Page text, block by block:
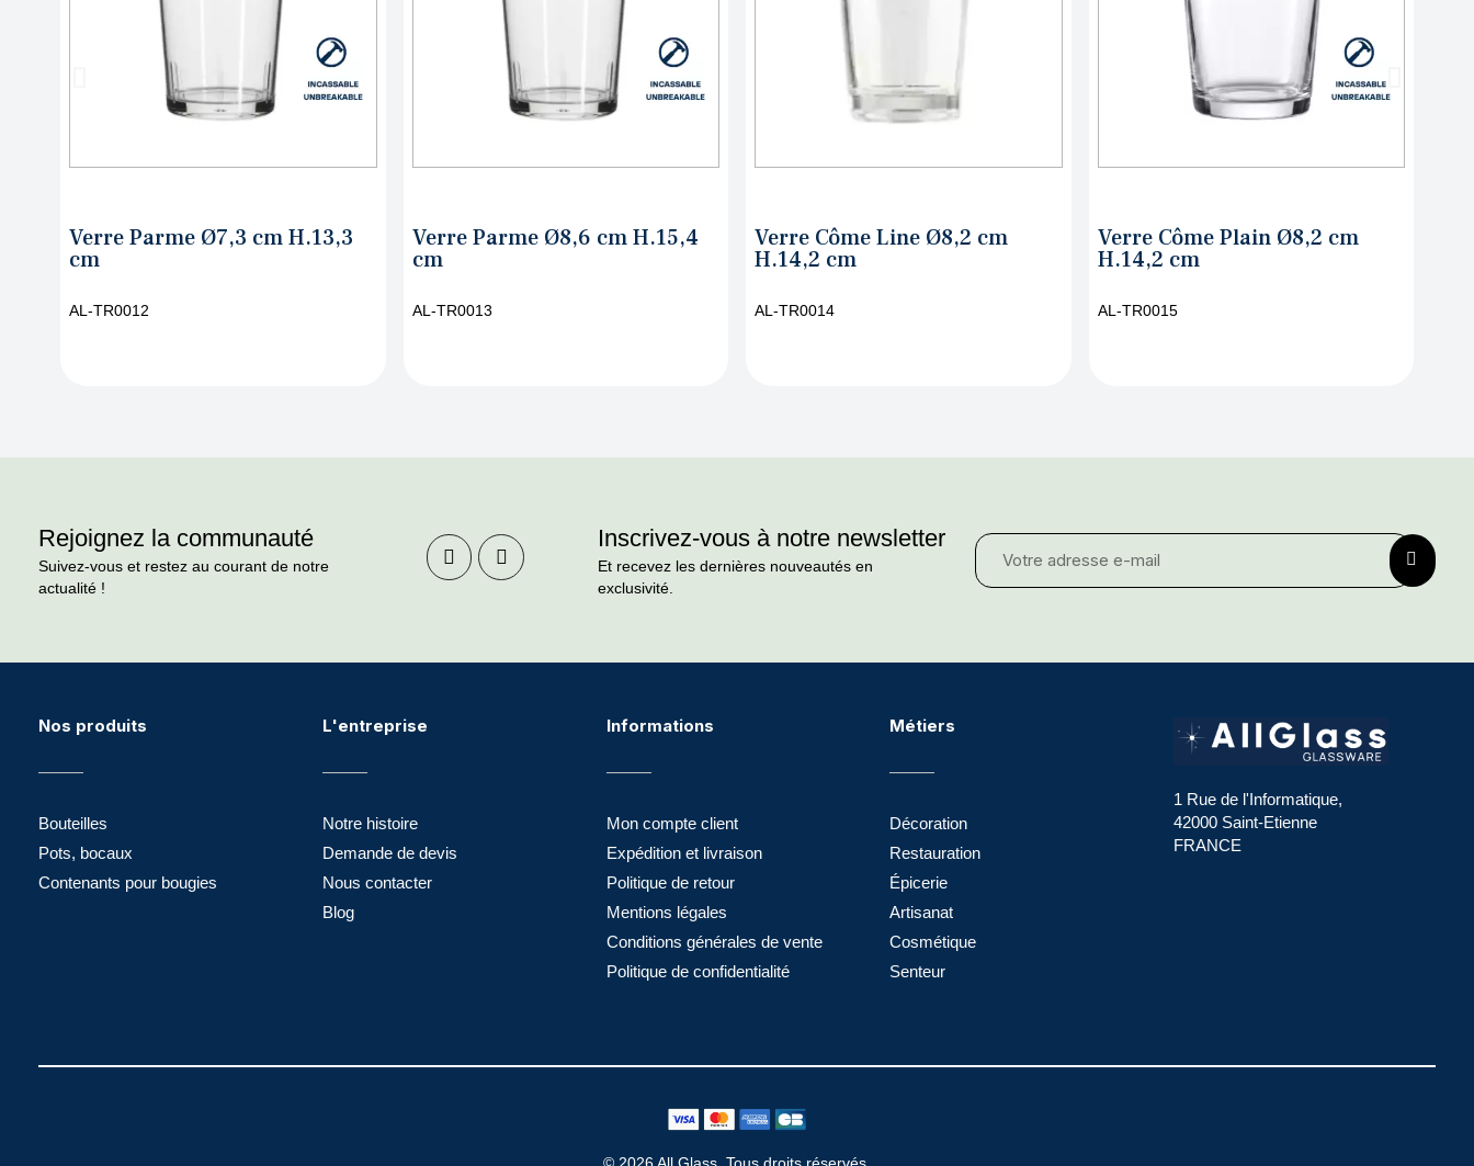
H.13,3 Verre Parme Ø8,6 cm H.15,4
AL-TR0013
Verre Côme Line Ø8,2 cm
AL-TR0014
Verre Côme Plain Ø8,2 cm
H.14,2 cm
AL-TR0015
Verre Côme Square Ø8,2 cm
H.14,2 cm
AL-TR0016
Rejoignez la communauté
Suivez-vous et restez au courant de notre
actualité !
Inscrivez-vous à notre newsletter
Et recevez les dernières nouveautés en
exclusivité.
Nos produits
Bouteilles
Pots, bocaux
Contenants pour bougies
L'entreprise
Notre histoire
Demande de devis
Nous contacter
Blog
Informations
Mon compte client
Expédition et livraison
Politique de retour
Mentions légales
Conditions générales de vente
Politique de confidentialité
Métiers
Décoration
Restauration
Épicerie
Artisanat
Cosmétique
Senteur
1 Rue de l'Informatique,
42000 Saint-Etienne
FRANCE